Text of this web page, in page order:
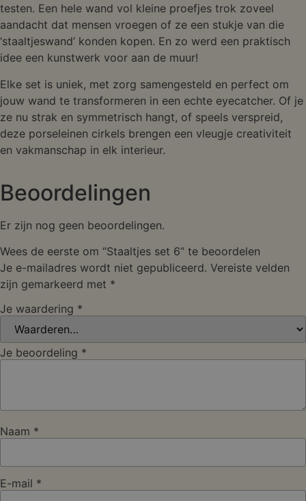
testen. Een hele wand vol kleine proefjes trok zoveel
aandacht dat mensen vroegen of ze een stukje van die
‘staaltjeswand’ konden kopen. En zo werd een praktisch
idee een kunstwerk voor aan de muur!
Elke set is uniek, met zorg samengesteld en perfect om
jouw wand te transformeren in een echte eyecatcher. Of je
ze nu strak en symmetrisch hangt, of speels verspreid,
deze porseleinen cirkels brengen een vleugje creativiteit
en vakmanschap in elk interieur.
Beoordelingen
Er zijn nog geen beoordelingen.
Wees de eerste om “Staaltjes set 6” te beoordelen
Je e-mailadres wordt niet gepubliceerd. Vereiste velden
zijn gemarkeerd met *
Je waardering *
Je beoordeling *
Naam *
E-mail *